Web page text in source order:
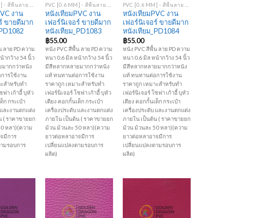
งาน
ขายดีมาก
ลาย PD ความ
ากว้าง 54 นิ้ว
ากกว่าหนัง
ารใช้งาน
สำหรับทำ
ฟา เก้าอี้ บุหัว
ก กระเป๋า
ละงานตกแต่ง
( ราคาขายยก
หลา)(ความ
มีการ
มรอบการ
หนังเทียมPVC งาน
เฟอร์นิเจอร์ ขายดีมาก
หนังเทียม_PD1083
฿55.00
หนัง PVC สีพื้น ลาย PD ความ
หนา 0.6 มิล หน้ากว้าง 54 นิ้ว
มีสีหลากหลายมากกว่าหนัง
แท้ ทนทานต่อการใช้งาน
ราคาถูก เหมาะสำหรับทำ
เฟอร์นิเจอร์ โซฟา เก้าอี้ บุหัว
เตียง คอกกั้นเด็ก กระเป๋า
เครื่องประดับ และงานตกแต่ง
ภายใน เป็นต้น ( ราคาขายยก
ม้วน ม้วนละ 50 หลา)(ความ
ยาวต่อหลาอาจมีการ
เปลี่ยนแปลงตามรอบการ
ผลิต)
หนังเทียมPVC งาน
เฟอร์นิเจอร์ ขายดีมาก
หนังเทียม_PD1084
฿55.00
หนัง PVC สีพื้น ลาย PD ความ
หนา 0.6 มิล หน้ากว้าง 54 นิ้ว
มีสีหลากหลายมากกว่าหนัง
แท้ ทนทานต่อการใช้งาน
ราคาถูก เหมาะสำหรับทำ
เฟอร์นิเจอร์ โซฟา เก้าอี้ บุหัว
เตียง คอกกั้นเด็ก กระเป๋า
เครื่องประดับ และงานตกแต่ง
ภายใน เป็นต้น ( ราคาขายยก
ม้วน ม้วนละ 50 หลา)(ความ
ยาวต่อหลาอาจมีการ
เปลี่ยนแปลงตามรอบการ
ผลิต)